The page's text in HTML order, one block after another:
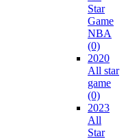
Star
Game
NBA
(0)
2020
All star
game
(0)
2023
All
Star